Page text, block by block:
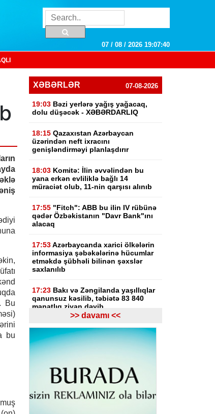
07 / 08 / 2026 19:07:41
Bu
bu
XƏBƏRLƏR 07-08-2026
19:03 Bəzi yerlərə yağış yağacaq,
dolu düşəcək - XƏBƏRDARLIQ
18:15 Qazaxıstan Azərbaycan
üzərindən neft ixracını
genişləndirməyi planlaşdırır
18:03 Komitə: İlin əvvəlindən bu
yana erkən evliliklə bağlı 14
müraciət olub, 11-nin qarşısı alınıb
17:55 "Fitch": ABB bu ilin IV rübünə
qədər Özbəkistanın "Davr Bank"ını
alacaq
17:53 Azərbaycanda xarici ölkələrin
informasiya şəbəkələrinə hücumlar
etməkdə şübhəli bilinən şəxslər
saxlanılıb
17:23 Bakı və Zəngilanda yaşıllıqlar
qanunsuz kəsilib, təbiətə 83 840
manatlıq ziyan dəyib
17:09 Bakıda estetik əməliyyatdan
sonra pasiyentin ölüm faktı üzrə
araşdırma başlayıb
aldadan şəxs saxlanılıb
16:39 Səfərbərlik Xidmətinin
rüşvətlə bağlı həbs olunan 3
>> davamı <<